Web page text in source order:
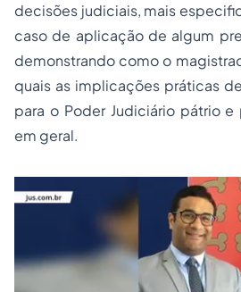
decisões judiciais, mais
caso de aplicação de algum
demonstrando como o
quais as implicações práticas
para o Poder Judiciário pátrio
em geral.